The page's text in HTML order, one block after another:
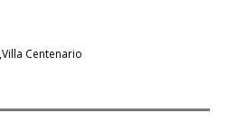
Villa Centenario